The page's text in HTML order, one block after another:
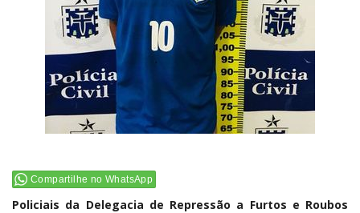
Compartilhe no WhatsApp
Policiais da Delegacia de Repressão a Furtos e Roubos